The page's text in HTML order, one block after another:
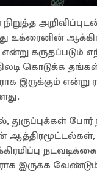
நிறுத்த
கருதப்படும்
கொடுக்க
இருக்கும் என்று
துருப்புக்கள்
இருக்க